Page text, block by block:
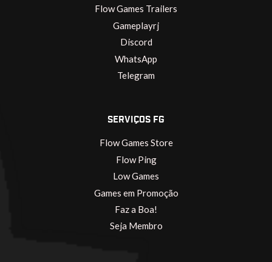
Flow Games Trailers
Gameplayrj
Discord
WhatsApp
Telegram
SERVIÇOS FG
Flow Games Store
Flow Ping
Low Games
Games em Promoção
Faz a Boa!
Seja Membro